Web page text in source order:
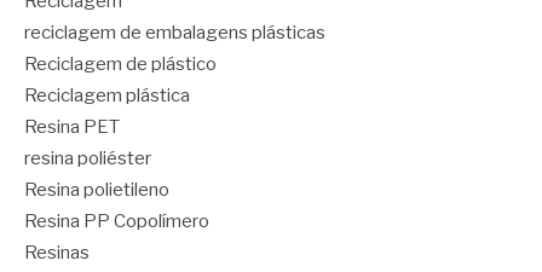
reciclagem de embalagens plásticas
Reciclagem de plástico
Reciclagem plástica
Resina PET
resina poliéster
Resina polietileno
Resina PP Copolímero
Resinas